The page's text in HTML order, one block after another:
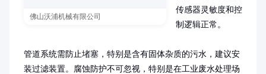
佛山沃浦机械有限公司
传感器灵敏度和控
制逻辑正常。
管道系统需防止堵塞，特别是含有固体杂质的污水，建议安
装过滤装置。腐蚀防护不可忽视，特别是在工业废水处理场